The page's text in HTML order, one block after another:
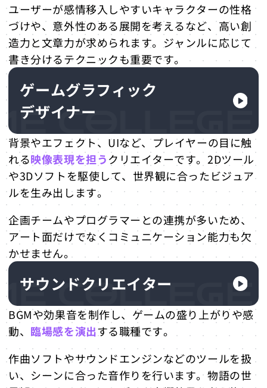
ユーザーが感情移入しやすいキャラクターの性格
づけや、意外性のある展開を考えるなど、高い創
造力と文章力が求められます。ジャンルに応じて
書き分けるテクニックも重要です。
ゲームグラフィック
デザイナー
背景やエフェクト、UIなど、プレイヤーの目に触
れる映像表現を担うクリエイターです。2Dツール
や3Dソフトを駆使して、世界観に合ったビジュア
ルを生み出します。
企画チームやプログラマーとの連携が多いため、
アート面だけでなくコミュニケーション能力も欠
かせません。
サウンドクリエイター
BGMや効果音を制作し、ゲームの盛り上がりや感
動、 臨場感を演出する職種です。
作曲ソフトやサウンドエンジンなどのツールを扱
い、シーンに合った音作りを行います。物語の世